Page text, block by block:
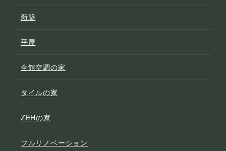
新築
平屋
全館空調の家
タイルの家
ZEHの家
フルリノベーション